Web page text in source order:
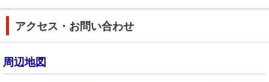
アクセス・お問い合わせ
周辺地図